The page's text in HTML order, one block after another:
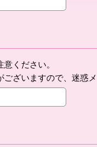
ください。
ざいますので、迷惑